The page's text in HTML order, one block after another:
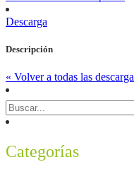
Descarga
Descripción
« Volver a todas las
Categorías